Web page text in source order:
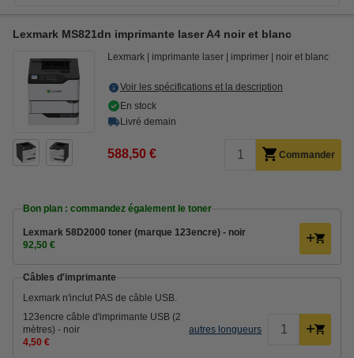
Lexmark MS821dn imprimante laser A4 noir et blanc
Lexmark imprimante laser imprimer noir et blanc
Voir les spécifications et la description
En stock
Livré demain
588,50 € Commander
Bon plan : commandez également le toner
Lexmark 58D2000 toner (marque 123encre) - noir
92,50 €
Câbles d'imprimante
Lexmark n'inclut PAS de câble USB.
123encre câble d'imprimante USB (2
mètres) - noir
4,50 €
autres longueurs